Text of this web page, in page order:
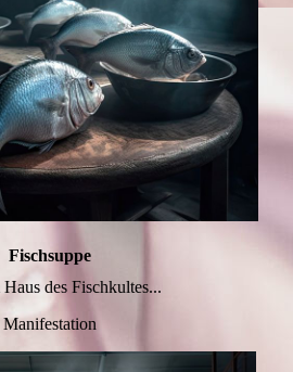
Fischsuppe
des Fischkultes...
Manifestation